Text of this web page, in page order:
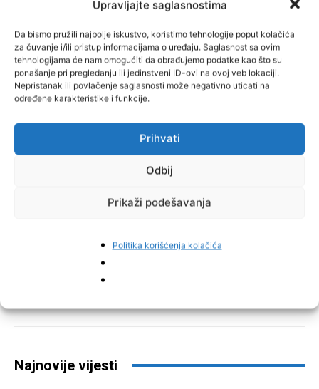
Upravljajte saglasnostima
Da bismo pružili najbolje iskustvo, koristimo tehnologije poput kolačića
za čuvanje i/ili pristup informacijama o uređaju. Saglasnost sa ovim
tehnologijama će nam omogućiti da obrađujemo podatke kao što su
ponašanje pri pregledanju ili jedinstveni ID-ovi na ovoj veb lokaciji.
Nepristanak ili povlačenje saglasnosti može negativno uticati na
određene karakteristike i funkcije.
Prihvati
Odbij
Prikaži podešavanja
Politika korišćenja kolačića
Najnovije vijesti